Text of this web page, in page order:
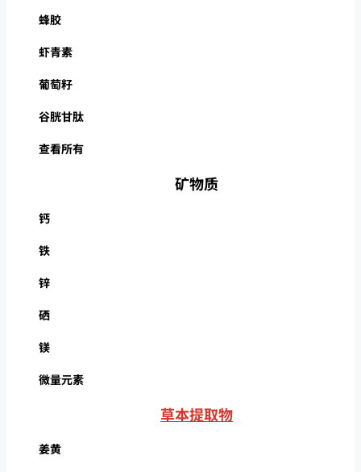
蜂胶
虾青素
葡萄籽
谷胱甘肽
查看所有
矿物质
钙
铁
锌
硒
镁
微量元素
草本提取物
姜黄